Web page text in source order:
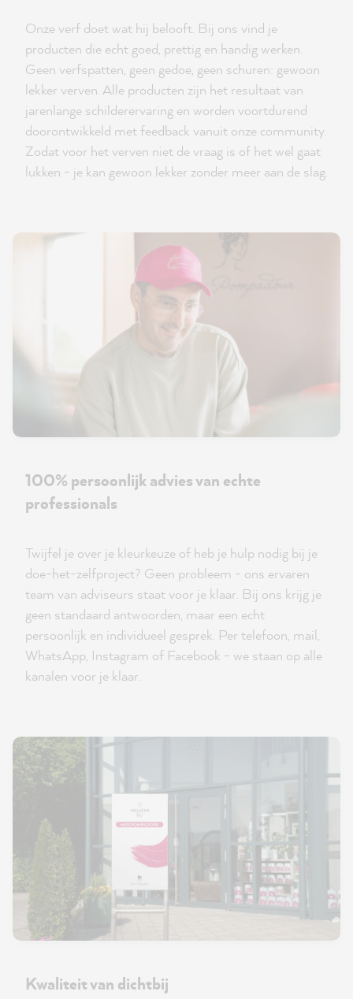
Onze verf doet wat hij belooft. Bij ons vind je
producten die echt goed, prettig en handig werken.
Geen verfspatten, geen gedoe, geen schuren: gewoon
lekker verven. Alle producten zijn het resultaat van
jarenlange schilderervaring en worden voortdurend
doorontwikkeld met feedback vanuit onze community.
Zodat voor het verven niet de vraag is of het wel gaat
lukken - je kan gewoon lekker zonder meer aan de slag.
100% persoonlijk advies van echte
professionals
Twijfel je over je kleurkeuze of heb je hulp nodig bij je
doe-het-zelfproject? Geen probleem - ons ervaren
team van adviseurs staat voor je klaar. Bij ons krijg je
geen standaard antwoorden, maar een echt
persoonlijk en individueel gesprek. Per telefoon, mail,
WhatsApp, Instagram of Facebook - we staan op alle
kanalen voor je klaar.
Kwaliteit van dichtbij